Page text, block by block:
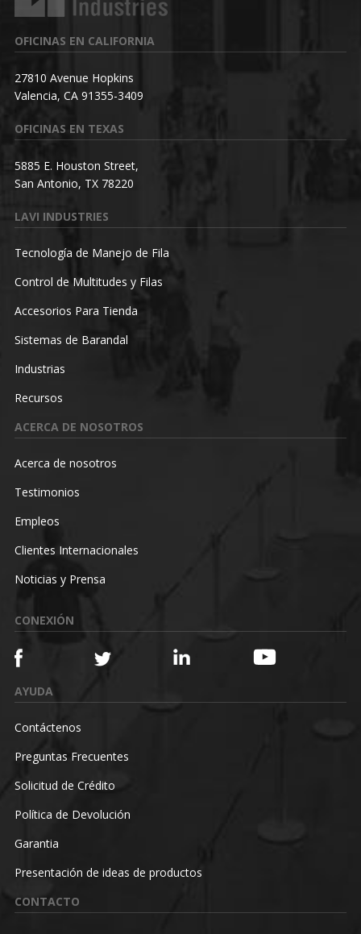
OFICINAS EN CALIFORNIA
27810 Avenue Hopkins
Valencia, CA 91355-3409
OFICINAS EN TEXAS
5885 E. Houston Street,
San Antonio, TX 78220
LAVI INDUSTRIES
Tecnología de Manejo de Fila
Control de Multitudes y Filas
Accesorios Para Tienda
Sistemas de Barandal
Industrias
Recursos
ACERCA DE NOSOTROS
Acerca de nosotros
Testimonios
Empleos
Clientes Internacionales
Noticias y Prensa
CONEXIÓN
AYUDA
Contáctenos
Preguntas Frecuentes
Solicitud de Crédito
Política de Devolución
Garantia
Presentación de ideas de productos
CONTACTO